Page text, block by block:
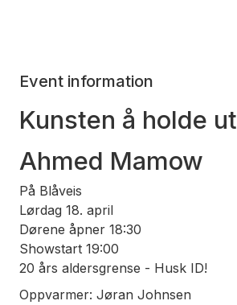
Event information
Kunsten å holde ut
Ahmed Mamow
På Blåveis
Lørdag 18. april
Dørene åpner 18:30
Showstart 19:00
20 års aldersgrense - Husk ID!
Oppvarmer: Jøran Johnsen